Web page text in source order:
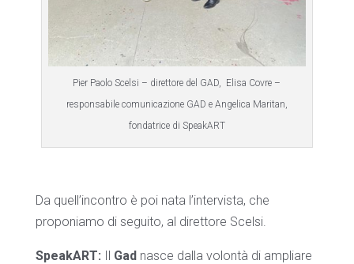
Pier Paolo Scelsi – direttore del GAD, Elisa Covre –
responsabile comunicazione GAD e Angelica Maritan,
fondatrice di SpeakART
Da quell’incontro è poi nata l’intervista, che
proponiamo di seguito, al direttore Scelsi.
SpeakART: Il Gadnasce dalla volontà di ampliare